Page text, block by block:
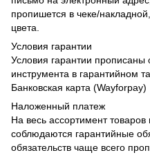
пропишется в чеке/
цвета.
Условия гарантии
Условия гарантии прописаны
инструмента в гарантийном
Банковская карта (Wayforpay)
Наложенный платеж
На весь ассортимент
соблюдаются гарантийные
обязательств чаще всего